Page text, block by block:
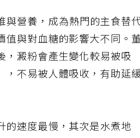
與營養，成為熱門的主食替
與對血糖的影響大不同。
，澱粉會產生變化較易被吸
不易被人體吸收，有助延
的速度最慢，其次是水煮地